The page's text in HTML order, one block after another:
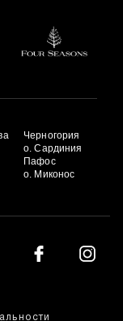
Черногория
о. Сардиния
Пафос
о. Миконос